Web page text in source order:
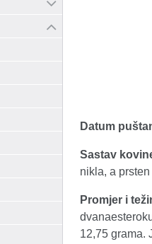
Datum
Sastav
nikla, a
Promjer i
12,75 grama.